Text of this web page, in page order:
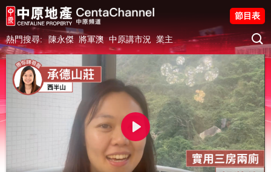
熱門搜尋: 陳永傑 將軍澳 中原講市況 業主
節目表
Play